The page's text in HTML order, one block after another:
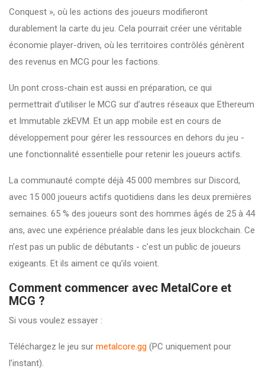
Conquest », où les actions des joueurs modifieront
durablement la carte du jeu. Cela pourrait créer une véritable
économie player-driven, où les territoires contrôlés génèrent
des revenus en MCG pour les factions.
Un pont cross-chain est aussi en préparation, ce qui
permettrait d’utiliser le MCG sur d’autres réseaux que Ethereum
et Immutable zkEVM. Et un app mobile est en cours de
développement pour gérer les ressources en dehors du jeu -
une fonctionnalité essentielle pour retenir les joueurs actifs.
La communauté compte déjà 45 000 membres sur Discord,
avec 15 000 joueurs actifs quotidiens dans les deux premières
semaines. 65 % des joueurs sont des hommes âgés de 25 à 44
ans, avec une expérience préalable dans les jeux blockchain. Ce
n’est pas un public de débutants - c’est un public de joueurs
exigeants. Et ils aiment ce qu’ils voient.
Comment commencer avec MetalCore et
MCG ?
Si vous voulez essayer :
Téléchargez le jeu sur metalcore.gg (PC uniquement pour
l’instant).